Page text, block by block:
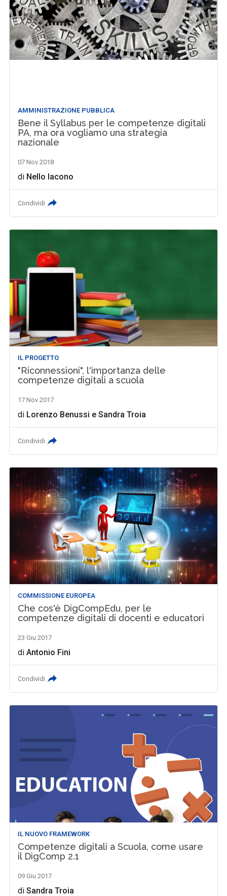
AMMINISTRAZIONE PUBBLICA
Bene il Syllabus per le competenze digitali
PA, ma ora vogliamo una strategia
nazionale
07 Nov 2018
di Nello Iacono
Condividi
IL PROGETTO
"Riconnessioni", l'importanza delle
competenze digitali a scuola
17 Nov 2017
di Lorenzo Benussi eSandra Troia
Condividi
COMMISSIONE EUROPEA
Che cos'è DigCompEdu, per le
competenze digitali di docenti e educatori
23 Giu 2017
diAntonio Fini
Condividi
IL NUOVO FRAMEWORK
Competenze digitali a Scuola, come usare
il DigComp 2.1
09 Giu 2017
diSandra Troia